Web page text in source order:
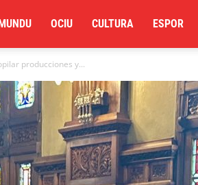
OCIU CULTURA ESPOR
producciones y...